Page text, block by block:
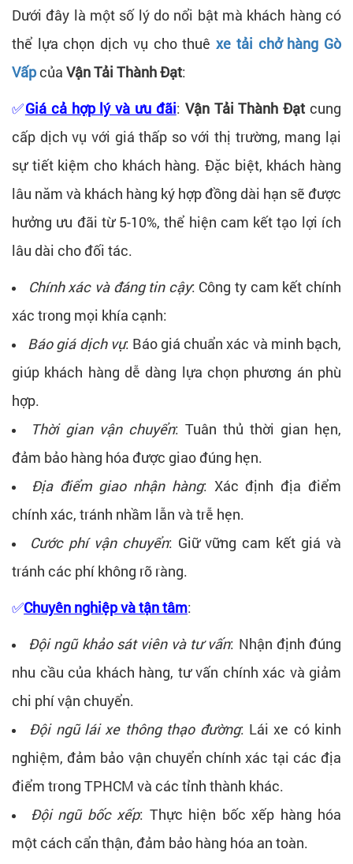
Dưới đây là một số lý do nổi bật mà khách hàng có
thể lựa chọn dịch vụ cho thuêxe tải chở hàng Gò
Vấpcủa Vận Tải Thành Đạt:
✅Giá cả hợp lý và ưu đãi: Vận Tải Thành Đạt cung
cấp dịch vụ với giá thấp so với thị trường, mang lại
sự tiết kiệm cho khách hàng. Đặc biệt, khách hàng
lâu năm và khách hàng ký hợp đồng dài hạn sẽ được
hưởng ưu đãi từ 5-10%, thể hiện cam kết tạo lợi ích
lâu dài cho đối tác.
Chính xác và đáng tin cậy: Công ty cam kết chính
xác trong mọi khía cạnh:
Báo giá dịch vụ: Báo giá chuẩn xác và minh bạch,
giúp khách hàng dễ dàng lựa chọn phương án phù
hợp.
Thời gian vận chuyển: Tuân thủ thời gian hẹn,
đảm bảo hàng hóa được giao đúng hẹn.
Địa điểm giao nhận hàng: Xác định địa điểm
chính xác, tránh nhầm lẫn và trễ hẹn.
Cước phí vận chuyển: Giữ vững cam kết giá và
tránh các phí không rõ ràng.
✅Chuyên nghiệp và tận tâm:
Đội ngũ khảo sát viên và tư vấn: Nhận định đúng
nhu cầu của khách hàng, tư vấn chính xác và giảm
chi phí vận chuyển.
Đội ngũ lái xe thông thạo đường: Lái xe có kinh
nghiệm, đảm bảo vận chuyển chính xác tại các địa
điểm trong TPHCM và các tỉnh thành khác.
Đội ngũ bốc xếp: Thực hiện bốc xếp hàng hóa
một cách cẩn thận, đảm bảo hàng hóa an toàn.